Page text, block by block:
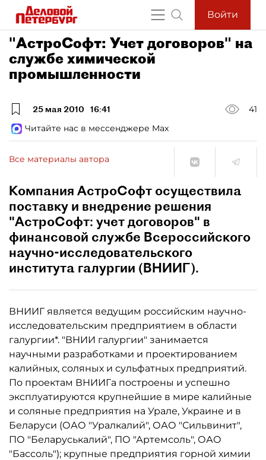
Войти
"АстроСофт: Учет договоров" на
службе химической
промышленности
25 мая 2010 16:41
41
Читайте нас в мессенджере Max
Все материалы автора
Компания АстроСофт осуществила
поставку и внедрение решения
"АстроСофт: учет договоров" в
финансовой службе Всероссийского
научно-исследовательского
института галургии (ВНИИГ).
ВНИИГ является ведущим российским научно-
исследовательским предприятием в области
галургии*. "ВНИИ галургии" занимается
научными разработками и проектированием
калийных, соляных и сульфатных предприятий.
По проектам ВНИИГа построены и успешно
эксплуатируются крупнейшие в мире калийные
и соляные предприятия на Урале, Украине и в
Беларуси (ОАО "Уралкалий", ОАО "Сильвинит",
ПО "Беларуськалий", ПО "Артемсоль", ОАО
"Бассоль"); крупные предприятия горной химии